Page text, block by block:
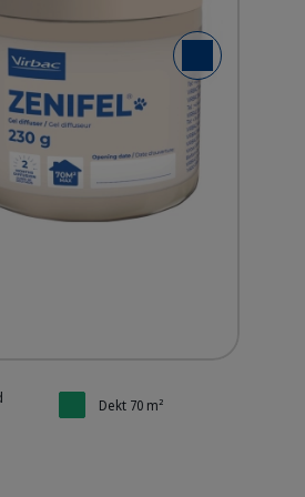
Volgende dia
gel
gel
Dekt 70 m²